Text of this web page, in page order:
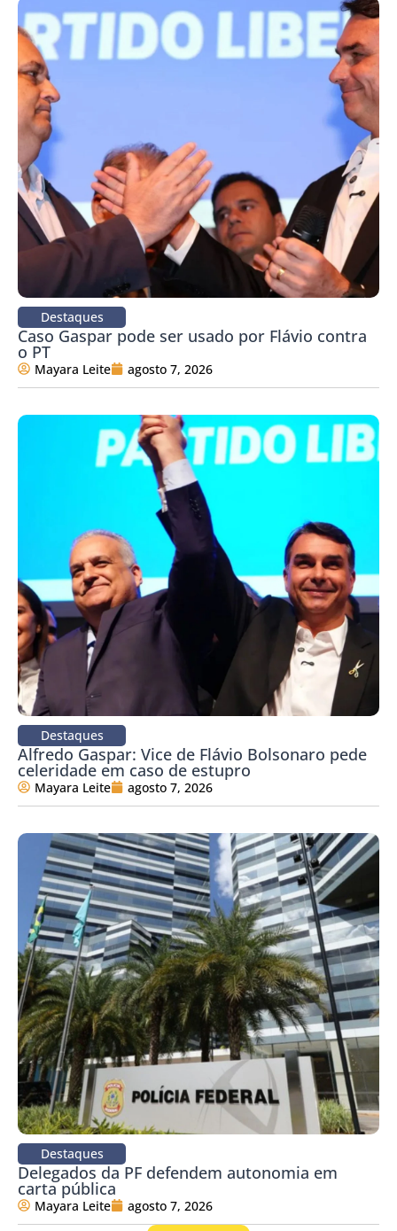
Destaques
Caso Gaspar pode ser usado por Flávio contra
o PT
Mayara Leite agosto 7, 2026
Destaques
Alfredo Gaspar: Vice de Flávio Bolsonaro pede
celeridade em caso de estupro
Mayara Leite agosto 7, 2026
Destaques
Delegados da PF defendem autonomia em
carta pública
Mayara Leite agosto 7, 2026